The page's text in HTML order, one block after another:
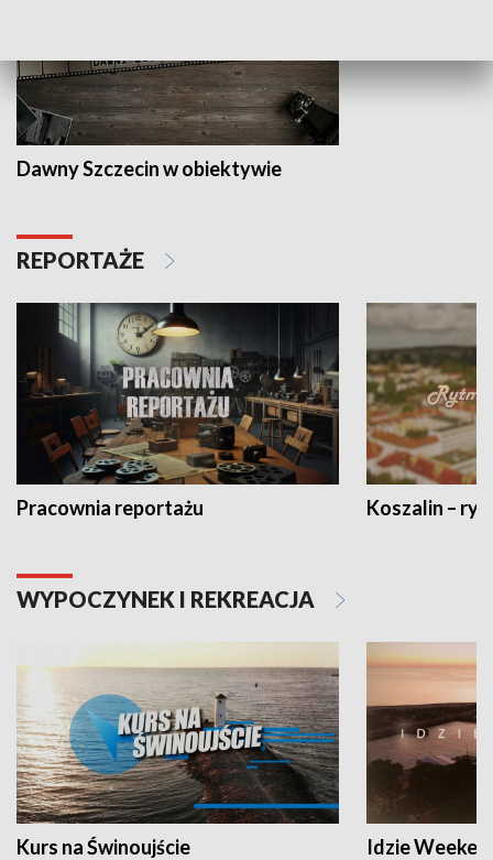
Dawny Szczecin w obiektywie
REPORTAŻE
Pracownia reportażu Koszalin –
WYPOCZYNEK I REKREACJA
Kurs na Świnoujście Idzie